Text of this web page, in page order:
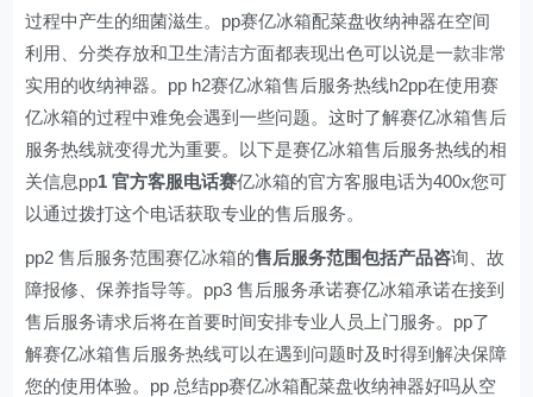
过程中产生的细菌滋生。pp赛亿冰箱配菜盘收纳神器在空间
利用、分类存放和卫生清洁方面都表现出色可以说是一款非常
实用的收纳神器。pp h2赛亿冰箱售后服务热线h2pp在使用赛
亿冰箱的过程中难免会遇到一些问题。这时了解赛亿冰箱售后
服务热线就变得尤为重要。以下是赛亿冰箱售后服务热线的相
关信息pp1 官方客服电话赛亿冰箱的官方客服电话为400x您可
以通过拨打这个电话获取专业的售后服务。
pp2 售后服务范围赛亿冰箱的售后服务范围包括产品咨询、故
障报修、保养指导等。pp3 售后服务承诺赛亿冰箱承诺在接到
售后服务请求后将在首要时间安排专业人员上门服务。pp了
解赛亿冰箱售后服务热线可以在遇到问题时及时得到解决保障
您的使用体验。pp 总结pp赛亿冰箱配菜盘收纳神器好吗从空